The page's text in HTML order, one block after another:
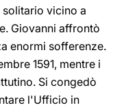
vicino a
Giovanni affrontò
enormi sofferenze.
1591, mentre i
Si congedò
l'Ufficio in